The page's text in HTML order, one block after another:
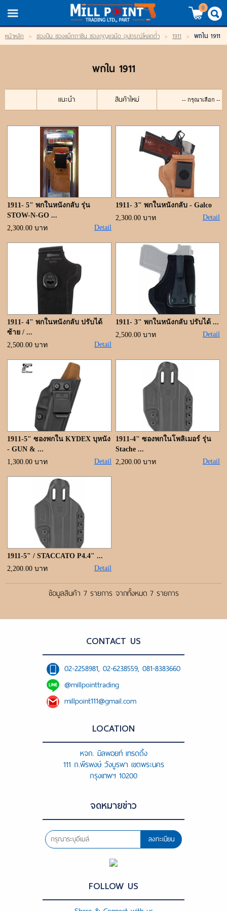
TH/EN
LOGIN REGISTER
My Wishlist
สินค้า
สินค้าลดราคา
เข้าสู่ระบบ
ขั้นตอนการสั่งซื้อ
แจ้งชำระเงิน
ค้นหาสินค้า
ติดต่อเรา
0
หน้าหลัก > ซองปืน ซองแม็กกาซีน ซองกุญแจมือ อุปกรณ์โหลดต่ำ > 1911 > พกใน 1911
พกใน 1911
แนะนำ สินค้าใหม่
1911- 5" พกในหนังกลับ รุ่น
STOW-N-GO ...
2,300.00 บาท
Detail
1911- 3" พกในหนังกลับ - Galco
2,300.00 บาท
Detail
1911- 4" พกในหนังกลับ ปรับได้
ซ้าย / ...
2,500.00 บาท
Detail
1911- 3" พกในหนังกลับ ปรับได้ ...
2,500.00 บาท
Detail
1911-5" ซองพกใน KYDEX บุหนัง
- GUN & ...
1,300.00 บาท
Detail
1911-4" ซองพกในโพลิเมอร์ รุ่น
Stache ...
2,200.00 บาท
Detail
1911-5" / STACCATO P4.4" ...
2,200.00 บาท
Detail
ข้อมูลสินค้า 7 รายการ จากทั้งหมด 7 รายการ
CONTACT US
02-2258981, 02-6238559, 081-8383660
@millpointtrading
millpoint111@gmail.com
LOCATION
หจก. มิลพอยท์ เทรดดิ้ง
111 ถ.พีรพงษ์ วังบูรพา เขตพระนคร
กรุงเทพฯ 10200
จดหมายข่าว
ลงทะเบียน
FOLLOW US